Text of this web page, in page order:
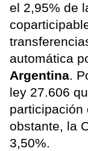
el 2,95% de
automática
Argentina.
ley 27.606
participación
obstante, la
3,50%.